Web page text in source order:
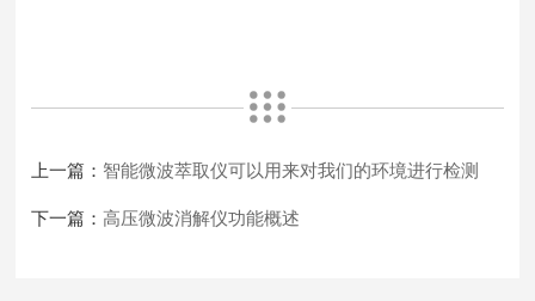
上一篇： 智能微波萃取仪可以用来对我们的环境进行检测
下一篇：高压微波消解仪功能概述